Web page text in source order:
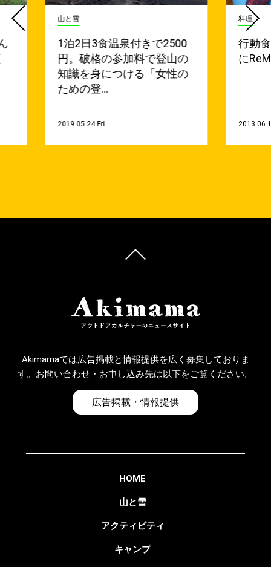
山と雪
1泊2日3食温泉付きで2500
円。破格の参加料で登山の
知識を身につける「女性の
ための登…
2019.05.24 Fri
料理
行動
に
Akimamaでは広告掲載と情報提供を広く募集しておりま
す。お問い合わせ・お申し込み先は以下をご覧ください。
広告掲載・情報提供
HOME
山と雪
アクティビティ
キャンプ